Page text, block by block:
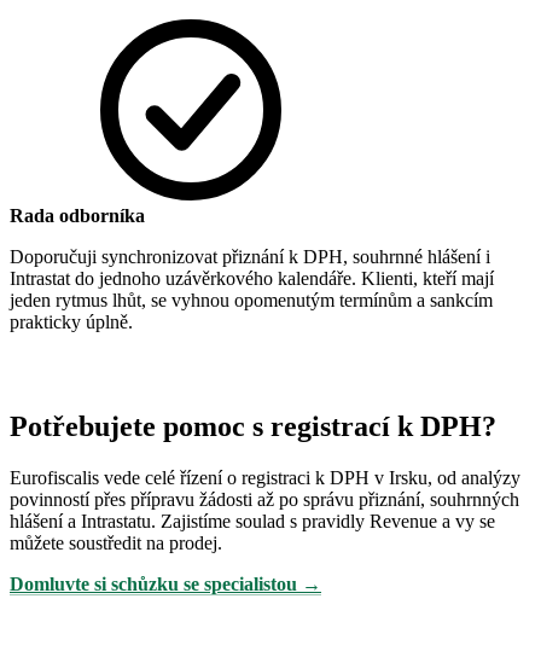
Rada odborníka
Doporučuji synchronizovat přiznání k DPH, souhrnné hlášení i
Intrastat do jednoho uzávěrkového kalendáře. Klienti, kteří mají
jeden rytmus lhůt, se vyhnou opomenutým termínům a sankcím
prakticky úplně.
Potřebujete pomoc s registrací k DPH?
Eurofiscalis vede celé řízení o registraci k DPH v Irsku, od analýzy
povinností přes přípravu žádosti až po správu přiznání, souhrnných
hlášení a Intrastatu. Zajistíme soulad s pravidly Revenue a vy se
můžete soustředit na prodej.
Domluvte si schůzku se specialistou →